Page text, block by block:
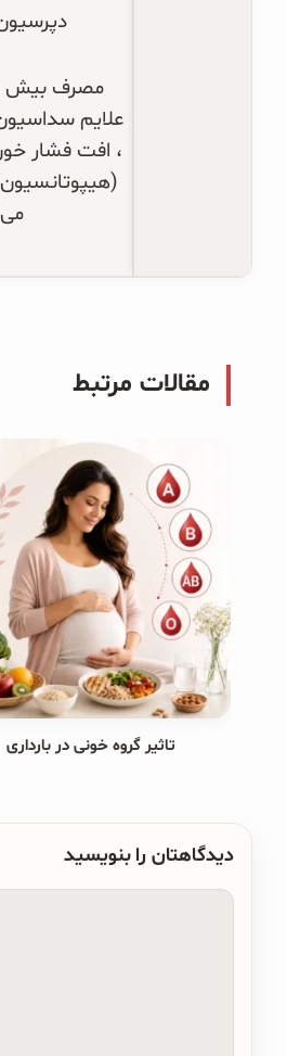
مقالات مرتبط
تاثیر گروه خونی در بارداری
دیدگاهتان را بنویسید